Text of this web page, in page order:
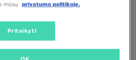
mūsų
privatumo politikoje.
Pritaikyti